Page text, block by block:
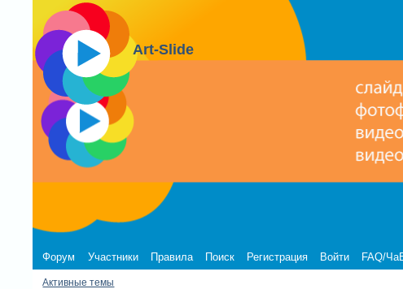
Art-Slide
Форум Участники Правила Поиск Регистрация Войти FAQ/
Активные темы